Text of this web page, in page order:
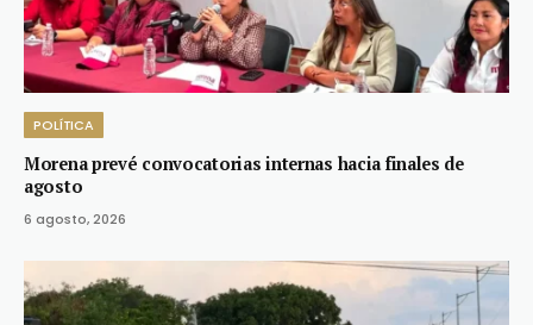
POLÍTICA
Morena prevé convocatorias internas hacia finales de
agosto
6 agosto, 2026